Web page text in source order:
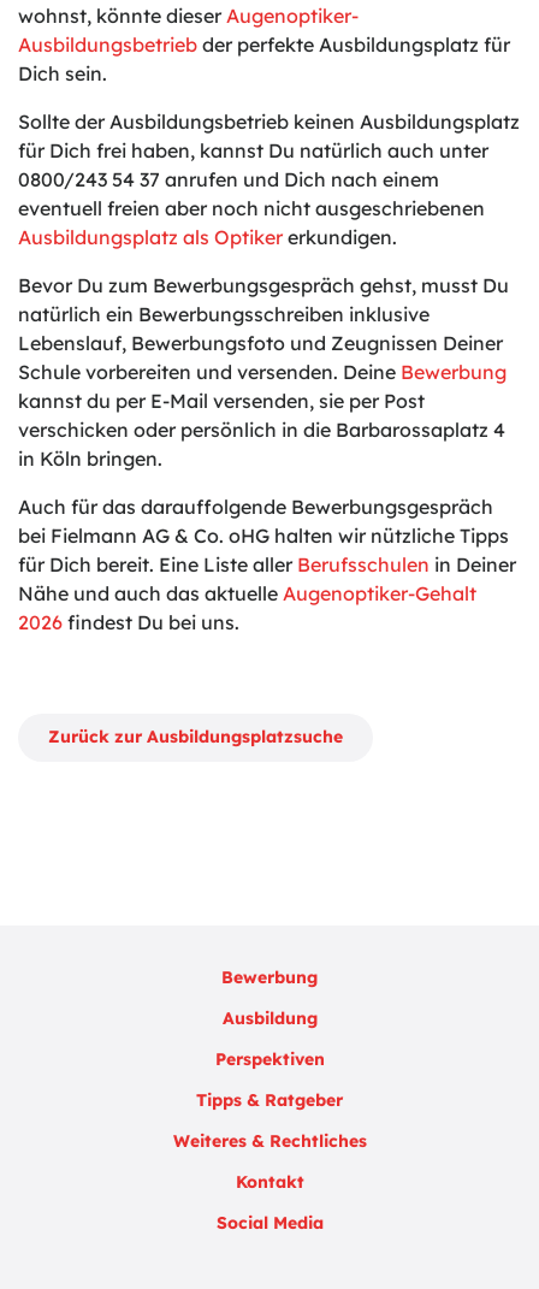
wohnst, könnte dieser Augenoptiker-
Ausbildungsbetrieb der perfekte Ausbildungsplatz für
Dich sein.
Sollte der Ausbildungsbetrieb keinen Ausbildungsplatz
für Dich frei haben, kannst Du natürlich auch unter
0800/243 54 37 anrufen und Dich nach einem
eventuell freien aber noch nicht ausgeschriebenen
Ausbildungsplatz als Optiker erkundigen.
Bevor Du zum Bewerbungsgespräch gehst, musst Du
natürlich ein Bewerbungsschreiben inklusive
Lebenslauf, Bewerbungsfoto und Zeugnissen Deiner
Schule vorbereiten und versenden. Deine Bewerbung
kannst du per E-Mail versenden, sie per Post
verschicken oder persönlich in die Barbarossaplatz 4
in Köln bringen.
Auch für das darauffolgende Bewerbungsgespräch
bei Fielmann AG & Co. oHG halten wir nützliche Tipps
für Dich bereit. Eine Liste aller Berufsschulen in Deiner
Nähe und auch das aktuelle Augenoptiker-Gehalt
2026 findest Du bei uns.
Zurück zur Ausbildungsplatzsuche
Bewerbung
Ausbildung
Perspektiven
Tipps & Ratgeber
Weiteres & Rechtliches
Kontakt
Social Media